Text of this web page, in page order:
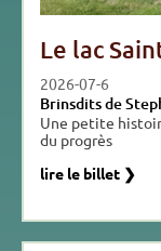
Le lac
2026-07-6
Brinsdits de
Une petite
du progrès
lire le billet ❯